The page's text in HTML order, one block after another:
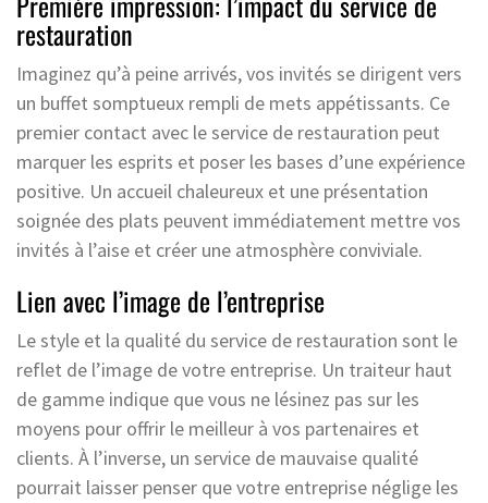
restauration
Imaginez qu’à peine arrivés, vos invités se dirigent vers
un buffet somptueux rempli de mets appétissants. Ce
premier contact avec le service de restauration peut
marquer les esprits et poser les bases d’une expérience
positive. Un accueil chaleureux et une présentation
soignée des plats peuvent immédiatement mettre vos
invités à l’aise et créer une atmosphère conviviale.
Lien avec l’image de l’entreprise
Le style et la qualité du service de restauration sont le
reflet de l’image de votre entreprise. Un traiteur haut
de gamme indique que vous ne lésinez pas sur les
moyens pour offrir le meilleur à vos partenaires et
clients. À l’inverse, un service de mauvaise qualité
pourrait laisser penser que votre entreprise néglige les